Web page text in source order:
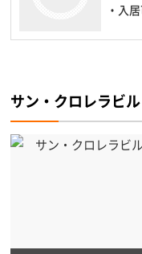
・入
サン・クロレラビル